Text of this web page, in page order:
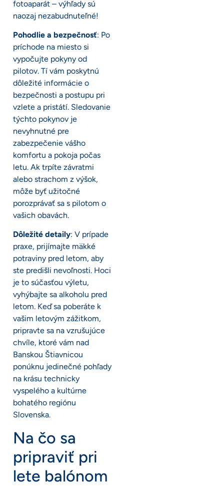
fotoaparát – výhľady sú
naozaj nezabudnuteľné!
Pohodlie a bezpečnosť: Po
príchode na miesto si
vypočujte pokyny od
pilotov. Tí vám poskytnú
dôležité informácie o
bezpečnosti a postupu pri
vzlete a pristátí. Sledovanie
týchto pokynov je
nevyhnutné pre
zabezpečenie vášho
komfortu a pokoja počas
letu. Ak trpíte závratmi
alebo strachom z výšok,
môže byť užitočné
porozprávať sa s pilotom o
vašich obavách.
Dôležité detaily: V prípade
praxe, prijímajte mäkké
potraviny pred letom, aby
ste predišli nevoľnosti. Hoci
je to súčasťou výletu,
vyhýbajte sa alkoholu pred
letom. Keď sa poberáte k
vašim letovým zážitkom,
pripravte sa na vzrušujúce
chvíle, ktoré vám nad
Banskou Štiavnicou
ponúknu jedinečné pohľady
na krásu technicky
vyspelého a kultúrne
bohatého regiónu
Slovenska.
Na čo sa
pripraviť pri
lete balónom